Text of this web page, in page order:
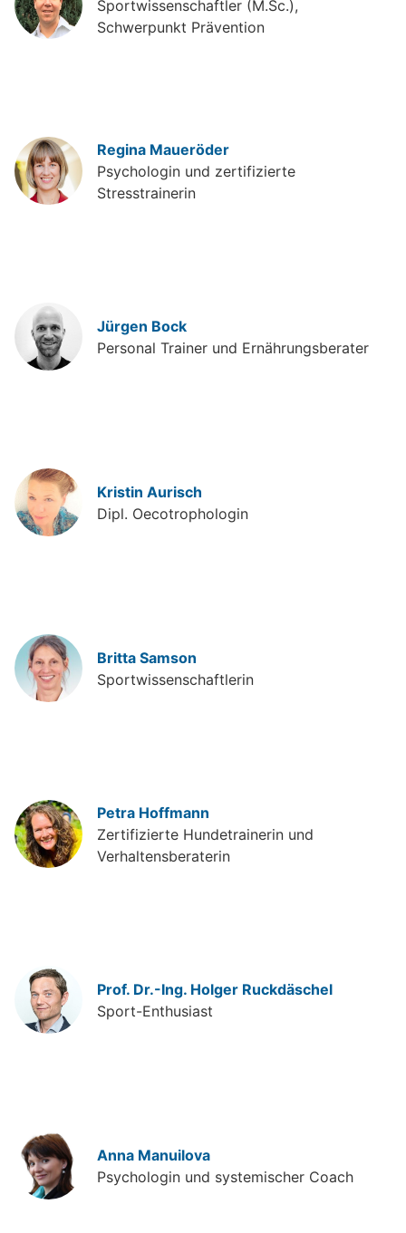
Sportwissenschaftler (M.Sc.),
Schwerpunkt Prävention
Regina Maueröder
Psychologin und zertifizierte
Stresstrainerin
Jürgen Bock
Personal Trainer und Ernährungsberater
Kristin Aurisch
Dipl. Oecotrophologin
Britta Samson
Sportwissenschaftlerin
Petra Hoffmann
Zertifizierte Hundetrainerin und
Verhaltensberaterin
Prof. Dr.-Ing. Holger Ruckdäschel
Sport-Enthusiast
Anna Manuilova
Psychologin und systemischer Coach